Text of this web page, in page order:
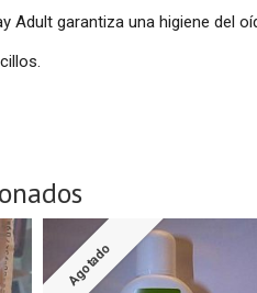
Adult garantiza una higiene del
Agotado